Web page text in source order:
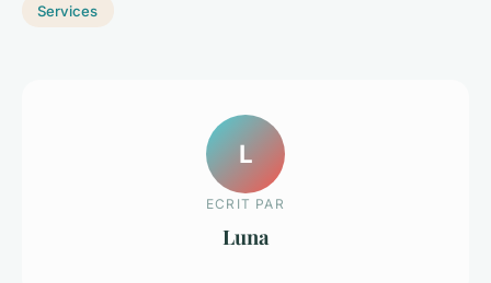
Services
L
ECRIT PAR
Luna